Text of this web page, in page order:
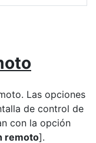
Las opciones
de control de
con la opción
remoto].